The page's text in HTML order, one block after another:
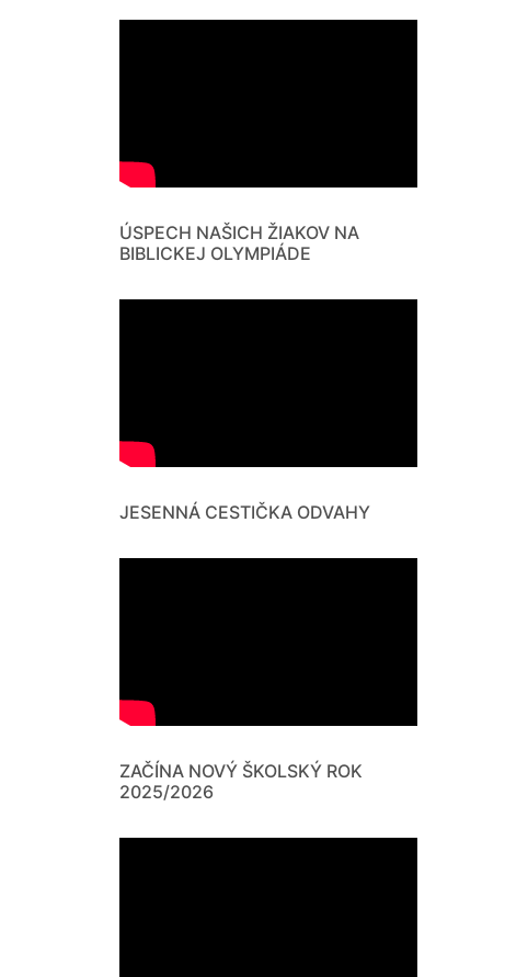
ÚSPECH NAŠICH ŽIAKOV NA
BIBLICKEJ OLYMPIÁDE
JESENNÁ CESTIČKA ODVAHY
ZAČÍNA NOVÝ ŠKOLSKÝ ROK
2025/2026